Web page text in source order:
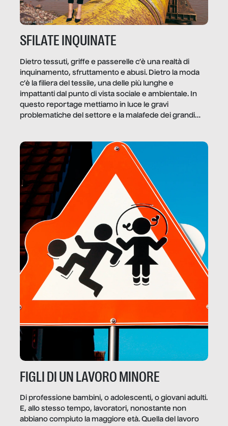
SFILATE INQUINATE
Dietro tessuti, griffe e passerelle c’è una realtà di
inquinamento, sfruttamento e abusi. Dietro la moda
c’è la filiera del tessile, una delle più lunghe e
impattanti dal punto di vista sociale e ambientale. In
questo reportage mettiamo in luce le gravi
problematiche del settore e la malafede dei grandi
FIGLI DI UN LAVORO MINORE
Di professione bambini, o adolescenti, o giovani adulti.
E, allo stesso tempo, lavoratori, nonostante non
abbiano compiuto la maggiore età. Quella del lavoro